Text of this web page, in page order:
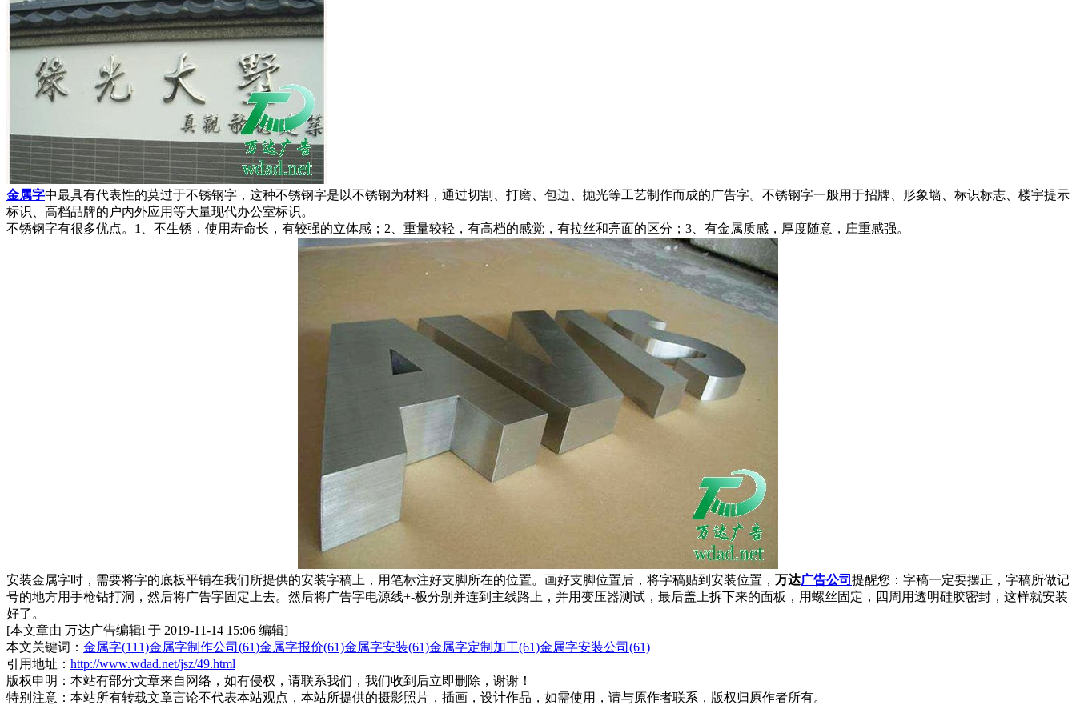
金属字中最具有代表性的莫过于不锈钢字，这种不锈钢字是以不锈钢为材料，通过切割、打磨、包边、抛光等工艺制作而成的广告字。不锈钢字一般用于招牌、形象墙、标识标志、楼宇提示
标识、高档品牌的户内外应用等大量现代办公室标识。
不锈钢字有很多优点。1、不生锈，使用寿命长，有较强的立体感；2、重量较轻，有高档的感觉，有拉丝和亮面的区分；3、有金属质感，厚度随意，庄重感强。
安装金属字时，需要将字的底板平铺在我们所提供的安装字稿上，用笔标注好支脚所在的位置。画好支脚位置后，将字稿贴到安装位置， 万达广告公司 提醒您：字稿一定要摆正，字稿所做记
号的地方用手枪钻打洞，然后将广告字固定上去。然后将广告字电源线+-极分别并连到主线路上，并用变压器测试，最后盖上拆下来的面板，用螺丝固定，四周用透明硅胶密封，这样就安装
好了。
[本文章由 万达广告编辑l 于 2019-11-14 15:06 编辑]
本文关键词： 金属字(111)金属字制作公司(61)金属字报价(61)金属字安装(61)金属字定制加工(61)金属字安装公司(61)
引用地址： http://www.wdad.net/jsz/49.html
版权申明： 本站有部分文章来自网络，如有侵权，请联系我们，我们收到后立即删除，谢谢！
特别注意： 本站所有转载文章言论不代表本站观点，本站所提供的摄影照片，插画，设计作品，如需使用，请与原作者联系，版权归原作者所有。